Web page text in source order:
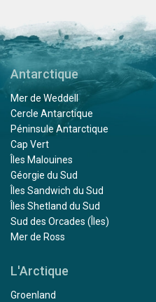
Antarctique
Mer de Weddell
Cercle Antarctique
Péninsule Antarctique
Cap Vert
Îles Malouines
Géorgie du Sud
Îles Sandwich du Sud
Îles Shetland du Sud
Sud des Orcades (Îles)
Mer de Ross
L'Arctique
Groenland